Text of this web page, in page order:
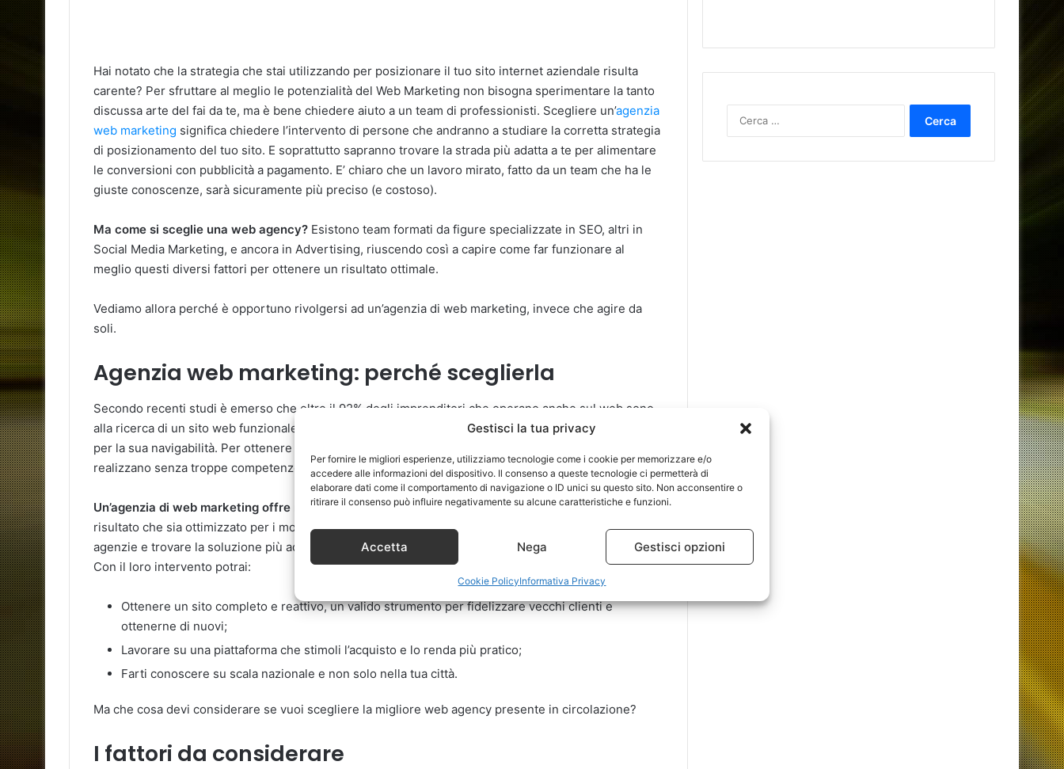
Gestisci la tua privacy
Per fornire le migliori esperienze, utilizziamo tecnologie come i cookie per memorizzare e/o
accedere alle informazioni del dispositivo. Il consenso a queste tecnologie ci permetterà di
elaborare dati come il comportamento di navigazione o ID unici su questo sito. Non acconsentire o
ritirare il consenso può influire negativamente su alcune caratteristiche e funzioni.
Accetta Nega Gestisci opzioni
Cookie PolicyInformativa Privacy
Hai notato che la strategia che stai utilizzando per posizionare il tuo sito internet aziendale risulta
carente? Per sfruttare al meglio le potenzialità del Web Marketing non bisogna sperimentare la tanto
discussa arte del fai da te, ma è bene chiedere aiuto a un team di professionisti. Scegliere un’agenzia
web marketing significa chiedere l’intervento di persone che andranno a studiare la corretta strategia
di posizionamento del tuo sito. E soprattutto sapranno trovare la strada più adatta a te per alimentare
le conversioni con pubblicità a pagamento. E’ chiaro che un lavoro mirato, fatto da un team che ha le
giuste conoscenze, sarà sicuramente più preciso (e costoso).
Ma come si sceglie una web agency? Esistono team formati da figure specializzate in SEO, altri in
Social Media Marketing, e ancora in Advertising, riuscendo così a capire come far funzionare al
meglio questi diversi fattori per ottenere un risultato ottimale.
Vediamo allora perché è opportuno rivolgersi ad un’agenzia di web marketing, invece che agire da
soli.
Agenzia web marketing: perché sceglierla
Secondo recenti studi è emerso che oltre il 92% degli imprenditori che operano anche sul web sono
alla ricerca di un sito web funzionale. Ovviamente il discorso vale sia dal punto di vista estetico che
per la sua navigabilità. Per ottenere tutto ciò, invece di preferire i siti web “fai da te”, quelli che si
realizzano senza troppe competenze tecniche, è bene scegliere la qualità.
Un’agenzia di web marketing offre massima flessibilità e personalizzazione , fino a ottenere un
risultato che sia ottimizzato per i motori di ricerca. Il consiglio è quindi quello di consultare diverse
agenzie e trovare la soluzione più adatta a te, in modo da sfruttare le conoscenze dei suoi membri.
Con il loro intervento potrai:
Ottenere un sito completo e reattivo, un valido strumento per fidelizzare vecchi clienti e
ottenerne di nuovi;
Lavorare su una piattaforma che stimoli l’acquisto e lo renda più pratico;
Farti conoscere su scala nazionale e non solo nella tua città.
Ma che cosa devi considerare se vuoi scegliere la migliore web agency presente in circolazione?
I fattori da considerare